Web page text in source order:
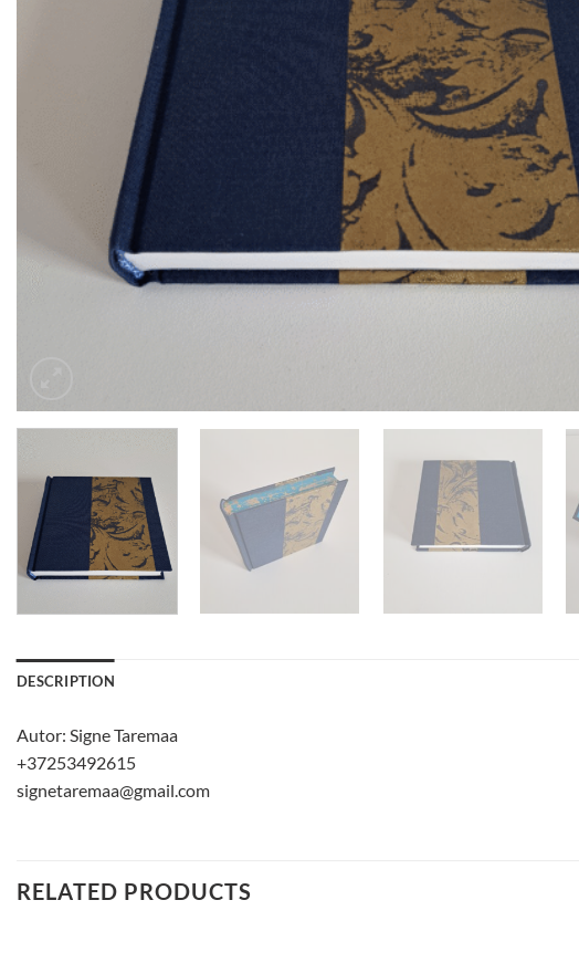
DESCRIPTION
Autor: Signe Taremaa
+37253492615
signetaremaa@gmail.com
RELATED PRODUCTS